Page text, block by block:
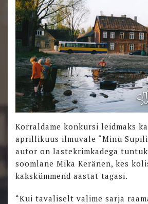
Korraldame konkursi leidmaks
aprillikuus ilmuvale “Minu
autor on lastekrimkadega
soomlane Mika Keränen, kes
kakskümmend aastat tagasi.
“Kui tavaliselt valime sarja